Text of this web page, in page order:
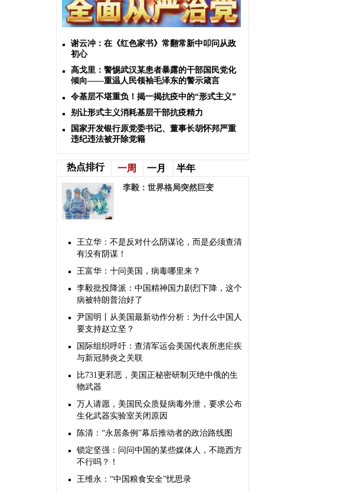
谢云冲：在《红色家书》常翻常新中叩问从政
初心
高戈里：警惕武汉某患者暴露的干部国民党化
倾向——重温人民领袖毛泽东的警示箴言
令基层不堪重负！揭一揭抗疫中的“形式主义”
别让形式主义消耗基层干部抗疫精力
国家开发银行原党委书记、董事长胡怀邦严重
违纪违法被开除党籍
热点排行 一周 一月 半年
李毅：世界格局突然巨变
王立华：不是反对什么阴谋论，而是必须查清
有没有阴谋！
王富华：十问美国，病毒哪里来？
李毅批投降派：中国精神国力剧烈下降，这个
病被特朗普治好了
尹国明丨从美国最新动作分析：为什么中国人
要支持赵立坚？
国际组织呼吁：查清军运会美国代表所患疟疾
与新冠肺炎之关联
比731更邪恶，美国正秘密研制灭绝中俄的生
物武器
万人请愿，美国民众质疑病毒外泄，要求公布
生化武器实验室关闭原因
陈清：“永居条例”幕后推动者的政治路线图
锁定坚强：问问中国的某些媒体人，不跪西方
不行吗？！
王维永：“中国粮食安全”忧思录